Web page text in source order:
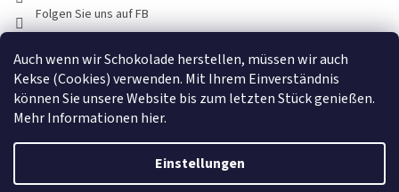
Auch wenn wir Schokolade herstellen, müssen wir auch
Kekse (Cookies) verwenden. Mit Ihrem Einverständnis
können Sie unsere Website bis zum letzten Stück genießen.
Mehr Informationen hier.
Einstellungen
Folgen Sie uns auf FB
@cokolandiacz
Erstellt von Shoptet